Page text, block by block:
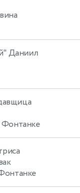
Даниил
Фонтанке